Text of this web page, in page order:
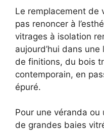
Le remplacement de
pas renoncer à
vitrages à isolation
aujourd’hui dans
de finitions, du bois
contemporain, en
épuré.
Pour une véranda
de grandes baies